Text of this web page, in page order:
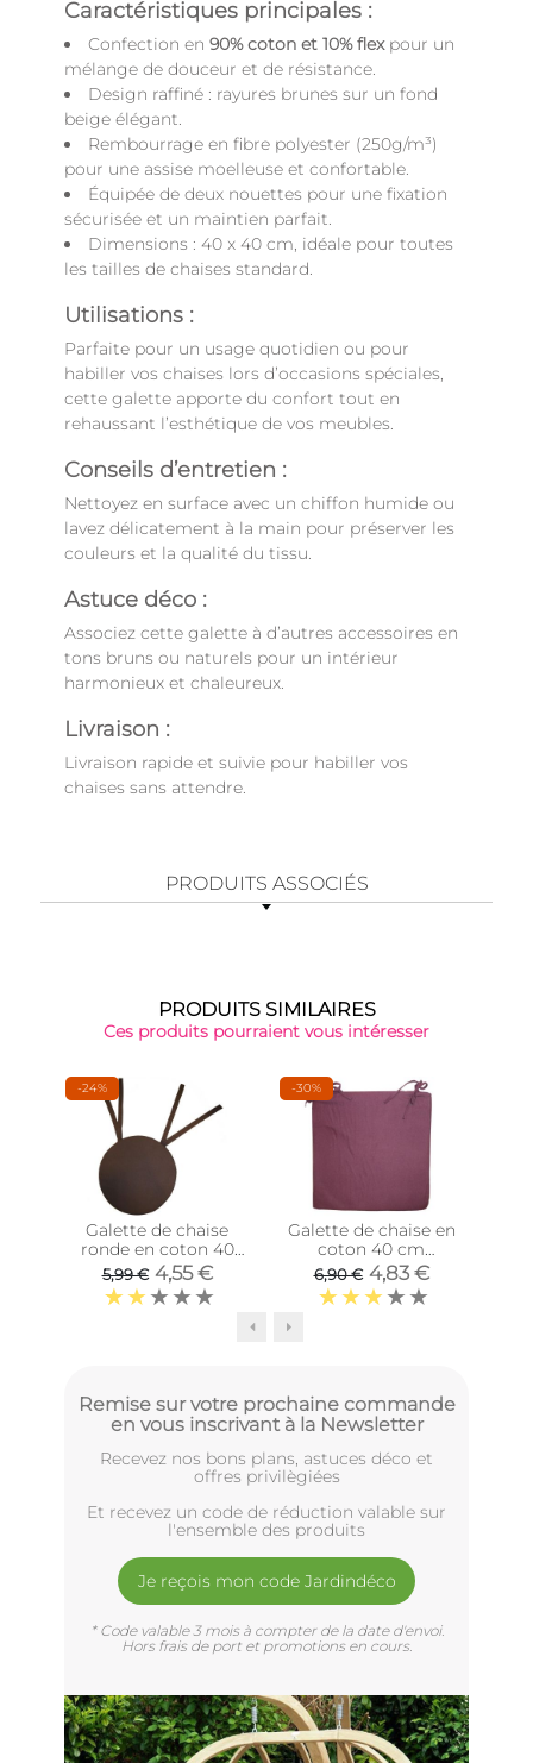
Caractéristiques principales :
Confection en 90% coton et 10% flexpour un
mélange de douceur et de résistance.
Design raffiné : rayures brunes sur un fond
beige élégant.
Rembourrage en fibre polyester (250g/m³)
pour une assise moelleuse et confortable.
Équipée de deux nouettes pour une fixation
sécurisée et un maintien parfait.
Dimensions : 40 x 40 cm, idéale pour toutes
les tailles de chaises standard.
Utilisations :
Parfaite pour un usage quotidien ou pour
habiller vos chaises lors d’occasions spéciales,
cette galette apporte du confort tout en
rehaussant l’esthétique de vos meubles.
Conseils d’entretien :
Nettoyez en surface avec un chiffon humide ou
lavez délicatement à la main pour préserver les
couleurs et la qualité du tissu.
Astuce déco :
Associez cette galette à d’autres accessoires en
tons bruns ou naturels pour un intérieur
harmonieux et chaleureux.
Livraison :
Livraison rapide et suivie pour habiller vos
chaises sans attendre.
PRODUITS ASSOCIÉS
PRODUITS SIMILAIRES
Ces produits pourraient vous intéresser
-24%
Galette de chaise
ronde en coton 40
cm (Chocolat)
5,99 € 4,55 €
-30%
Galette de chaise en
coton 40 cm
(Aubergine)
6,90 € 4,83 €
Remise sur votre prochaine commande
en vous inscrivant à la Newsletter
Recevez nos bons plans, astuces déco et
offres privilègiées
Et recevez un code de réduction valable sur
l'ensemble des produits
Je reçois mon code Jardindéco
* Code valable 3 mois à compter de la date d'envoi.
Hors frais de port et promotions en cours.